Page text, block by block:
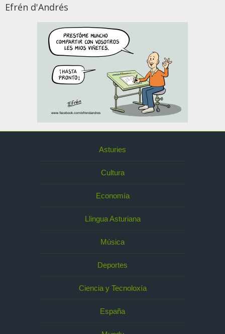
Efrén d'Andrés
Asturies
Cultura
Economía
Llingua Asturiana
Música
Deportes
Ciencia y Tecnoloxía
España